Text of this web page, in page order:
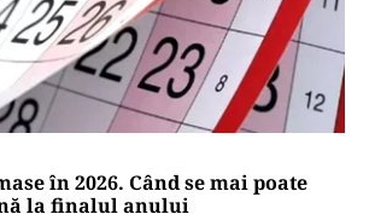
în 2026. Când se mai poate
la finalul anului